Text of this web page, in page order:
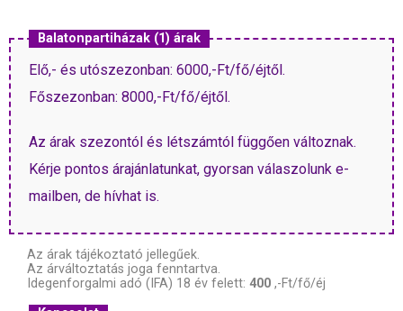
Balatonpartiházak (1) árak
Elő,- és utószezonban: 6000,-Ft/fő/éjtől.
Főszezonban: 8000,-Ft/fő/éjtől.
Az árak szezontól és létszámtól függően változnak.
Kérje pontos árajánlatunkat, gyorsan válaszolunk e-
mailben, de hívhat is.
Az árak tájékoztató jellegűek.
Az árváltoztatás joga fenntartva.
Idegenforgalmi adó (IFA) 18 év felett: 400 ,-Ft/fő/éj